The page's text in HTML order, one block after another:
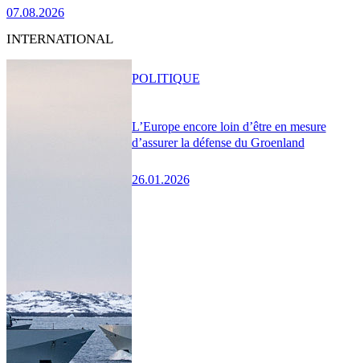
07.08.2026
INTERNATIONAL
L’Europe encore loin d’être en mesure
d’assurer la défense du Groenland
26.01.2026
POLITIQUE